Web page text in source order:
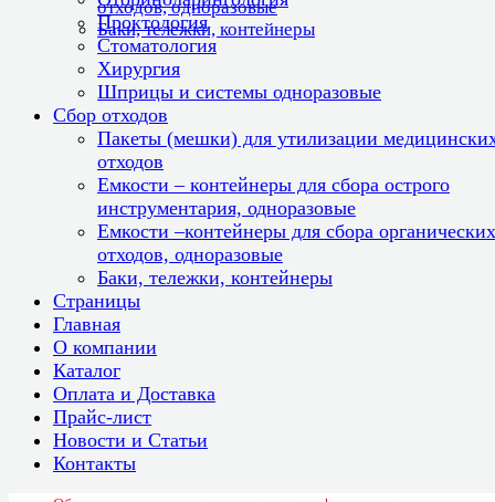
отходов, одноразовые
Баки, тележки, контейнеры
Проктология
Стоматология
Хирургия
Шприцы и системы одноразовые
Сбор отходов
Пакеты (мешки) для утилизации
отходов
Емкости – контейнеры для сбора острого
инструментария, одноразовые
Емкости –контейнеры для сбора органических
отходов, одноразовые
Баки, тележки, контейнеры
Страницы
Главная
О компании
Каталог
Оплата и Доставка
Прайс-лист
Новости и Статьи
Контакты